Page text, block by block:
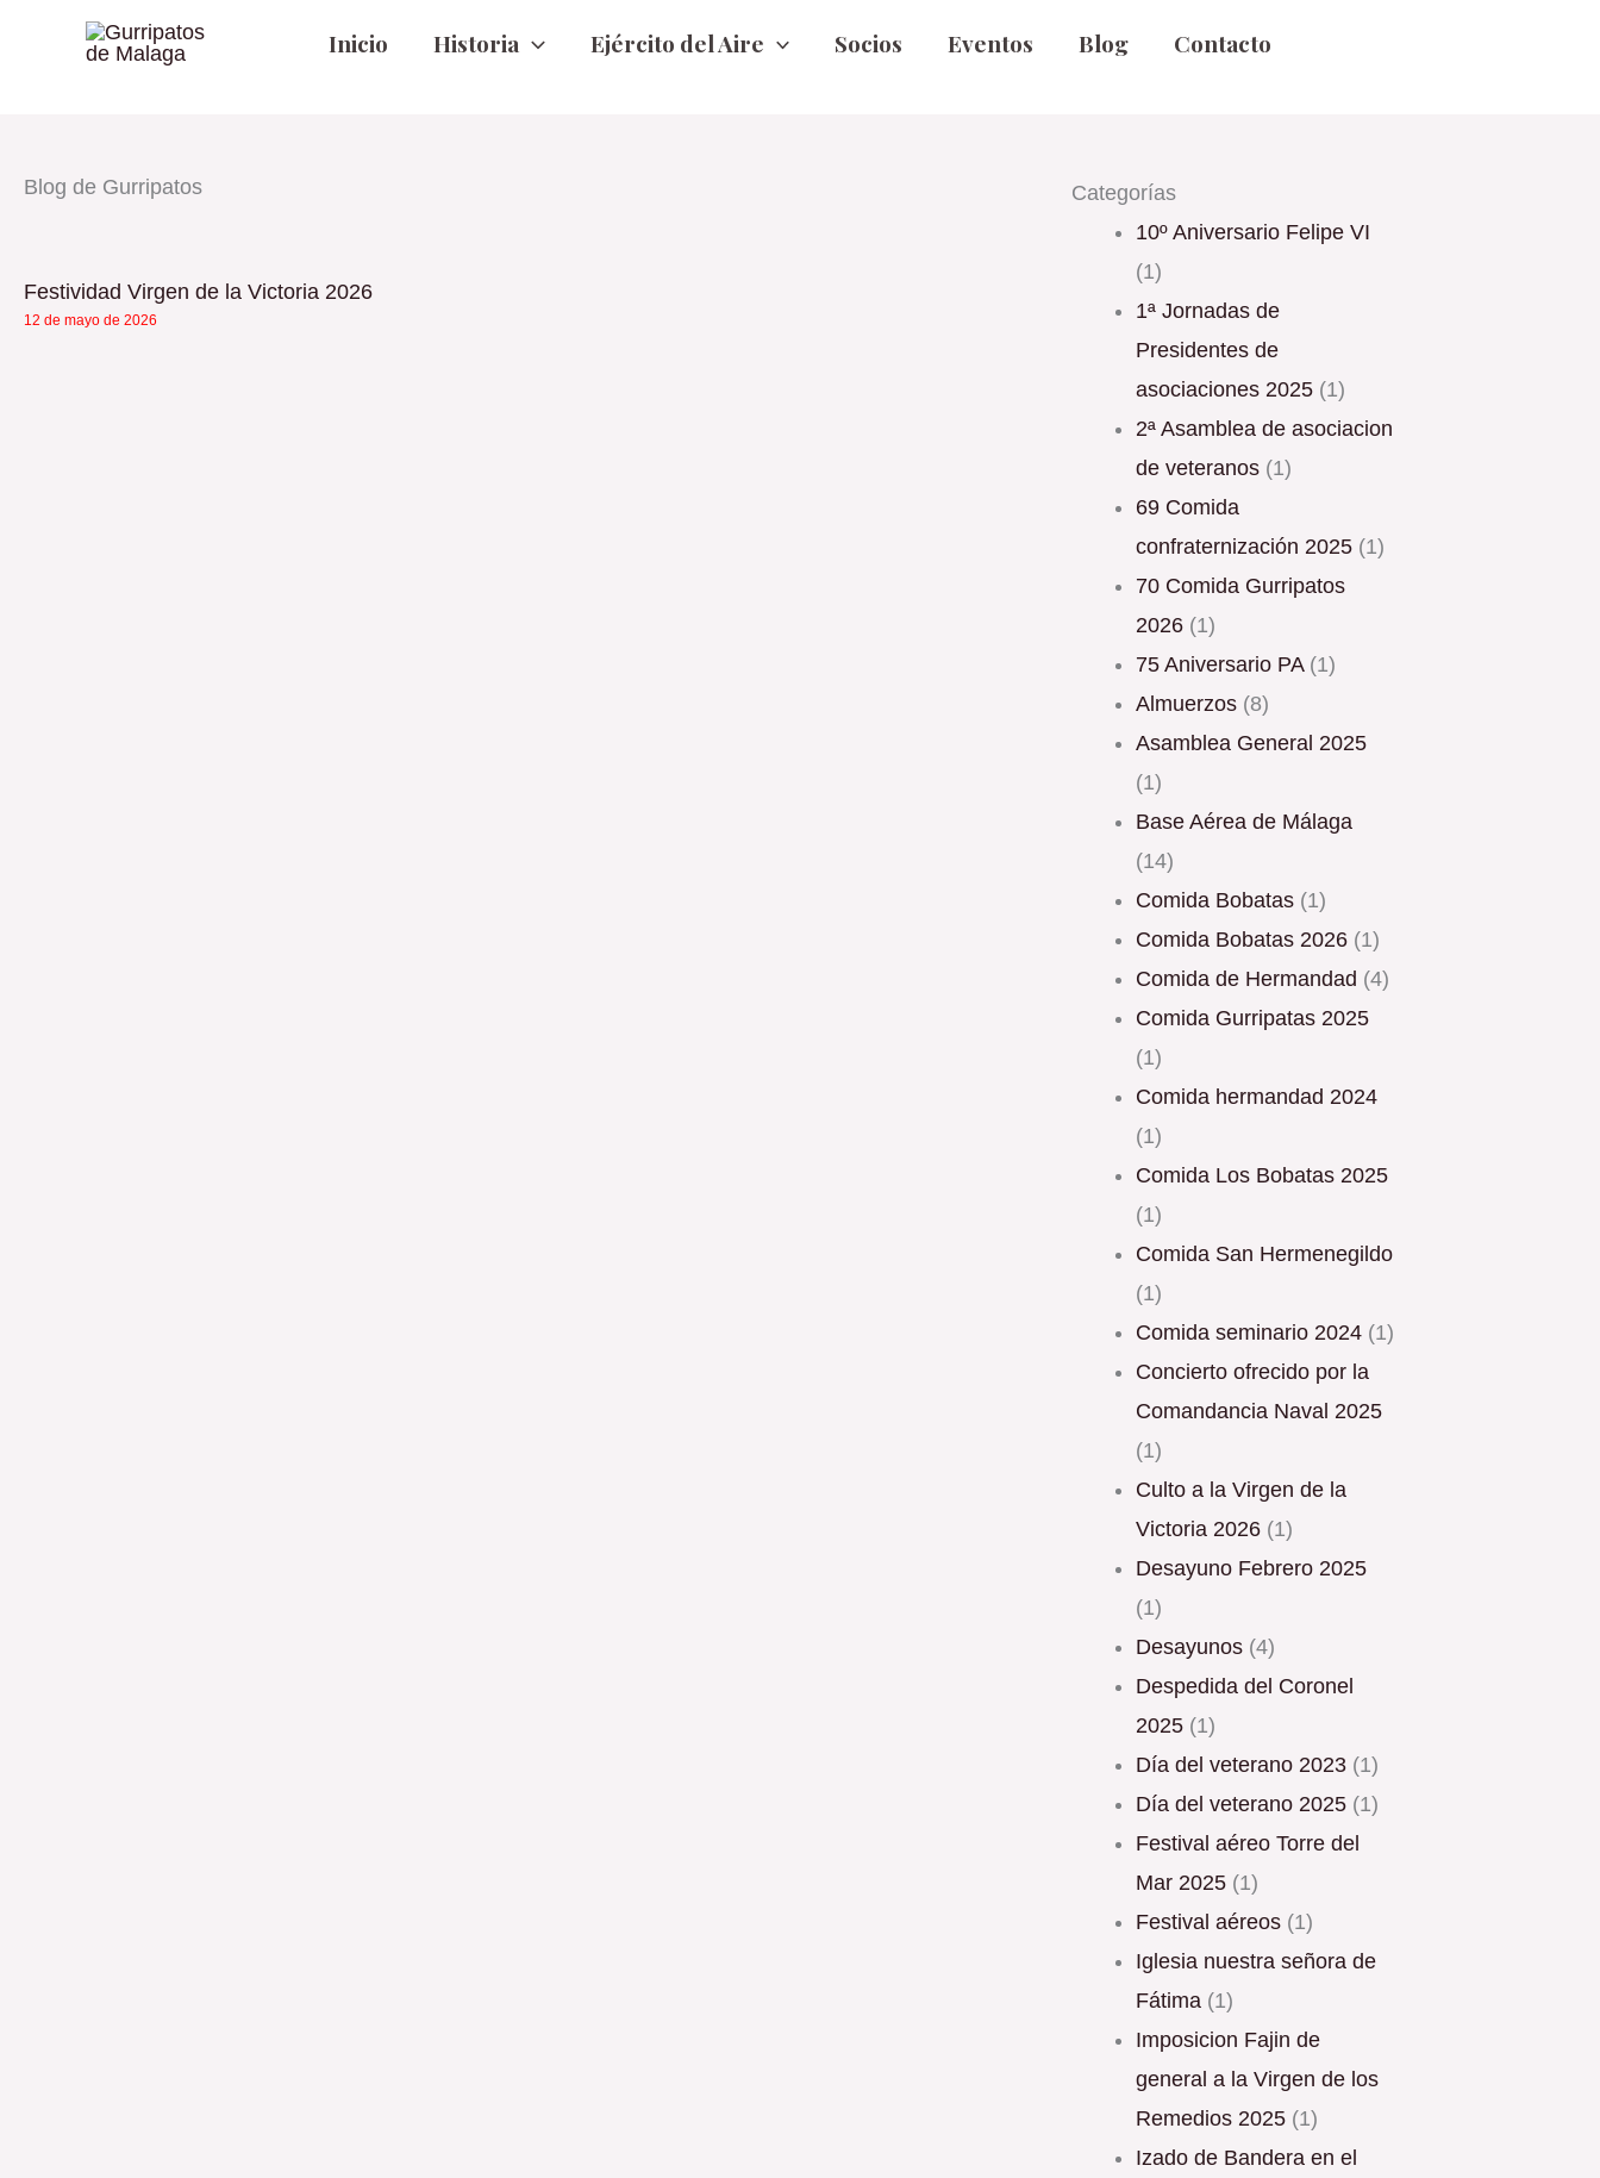
Inicio Historia Ejército del Aire Socios Eventos Blog Contacto
Blog de Gurripatos
Festividad Virgen de la Victoria 2026
12 de mayo de 2026
Categorías
10º Aniversario Felipe VI
(1)
1ª Jornadas de
Presidentes de
asociaciones 2025 (1)
2ª Asamblea de asociacion
de veteranos (1)
69 Comida
confraternización 2025 (1)
70 Comida Gurripatos
2026 (1)
75 Aniversario PA(1)
Almuerzos (8)
Asamblea General 2025
(1)
Base Aérea de Málaga
(14)
Comida Bobatas (1)
Comida Bobatas 2026 (1)
Comida de Hermandad (4)
Comida Gurripatas 2025
(1)
Comida hermandad 2024
(1)
Comida Los Bobatas 2025
(1)
Comida San Hermenegildo
(1)
Comida seminario 2024 (1)
Concierto ofrecido por la
Comandancia Naval 2025
(1)
Culto a la Virgen de la
Victoria 2026 (1)
Desayuno Febrero 2025
(1)
Desayunos (4)
Despedida del Coronel
2025 (1)
Día del veterano 2023 (1)
Día del veterano 2025 (1)
Festival aéreo Torre del
Mar 2025 (1)
Festival aéreos (1)
Iglesia nuestra señora de
Fátima (1)
Imposicion Fajin de
general a la Virgen de los
Remedios 2025 (1)
Izado de Bandera en el